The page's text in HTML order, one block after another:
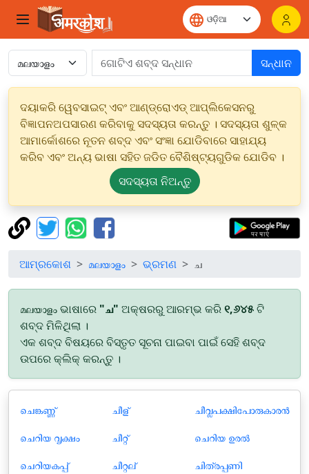
ସନ୍ଧାନ
ଦୟାକରି ୱେବସାଇଟ୍ ଏବଂ ଆଣ୍ଡ୍ରୋଏଡ୍ ଆପ୍ଲିକେସନରୁ
ବିଜ୍ଞାପନଅପସାରଣ କରିବାକୁ ସଦସ୍ୟତା କରନ୍ତୁ । ସଦସ୍ୟତା ଶୁଳ୍କ
ଆମାର୍କୋଶରେ ନୂତନ ଶବ୍ଦ ଏବଂ ସଂଜ୍ଞା ଯୋଡିବାରେ ସାହାଯ୍ୟ
କରିବ ଏବଂ ଅନ୍ୟ ଭାଷା ସହିତ ଜଡିତ ବୈଶିଷ୍ଟ୍ୟଗୁଡିକ ଯୋଡିବ ।
ସଦସ୍ୟତା ନିଅନ୍ତୁ
ଆମ୍ରକୋଶ മലയാളം ଭ୍ରମଣ ച
മലയാളം ଭାଷାରେ "ച" ଅକ୍ଷରରୁ ଆରମ୍ଭ କରି୧,୬୪୫ଟି
ଶବ୍ଦ ମିଳିଥିଲା ।
ଏକ ଶବ୍ଦ ବିଷୟରେ ବିସ୍ତୃତ ସୂଚନା ପାଇବା ପାଇଁ ସେହି ଶବ୍ଦ
ଉପରେ କ୍ଲିକ୍ କରନ୍ତୁ ।
ചെങ്കണ്ണ്
ചെറിയ വൃക്ഷം
ചെറിയകപ്പ്
ചീള്
ചീറ്റ്
ചീറ്റല്
ചീവല്പക്ഷിപോരുകാരൻ
ചെറിയ ഉരൽ
ചിത്രപ്പണി